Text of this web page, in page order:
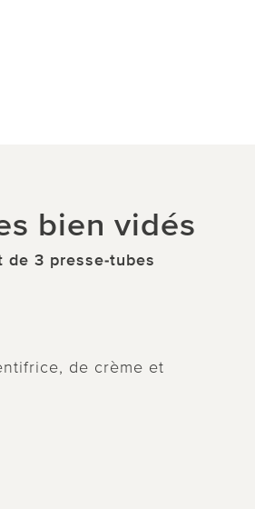
bien vidés
de 3 presse-tubes
de crème et